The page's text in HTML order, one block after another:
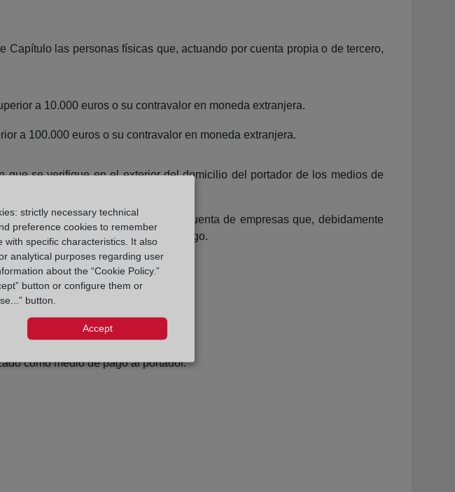
las personas físicas que, actuando por cuenta propia o de tercero,
a 10.000 euros o su contravalor en moneda extranjera.
a 100.000 euros o su contravalor en moneda extranjera.
se verifique en el exterior del domicilio del portador de los medios de
personas físicas que actúen por cuenta de empresas que, debidamente
de fondos o medios de pago.
como medio de pago al portador.
strictly necessary technical
preference cookies to remember
specific characteristics. It also
analytical purposes regarding user
about the “Cookie Policy.”
button or configure them or
button.
Accept